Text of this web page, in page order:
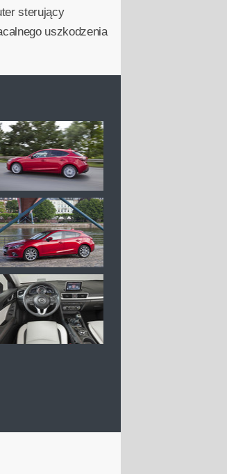
sterujący
uszkodzenia